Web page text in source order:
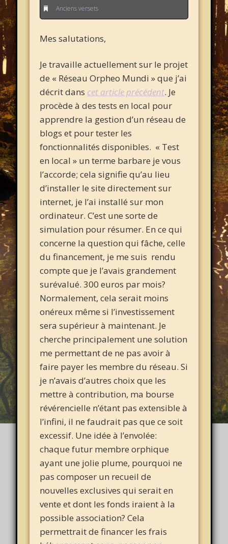
Anciens versets
Mes salutations,
Je travaille actuellement sur le projet
de « Réseau Orpheo Mundi » que j’ai
décrit dans cet article précédent. Je
procède à des tests en local pour
apprendre la gestion d’un réseau de
blogs et pour tester les
fonctionnalités disponibles. « Test
en local » un terme barbare je vous
l’accorde; cela signifie qu’au lieu
d’installer le site directement sur
internet, je l’ai installé sur mon
ordinateur. C’est une sorte de
simulation pour résumer. En ce qui
concerne la question qui fâche, celle
du financement, je me suis rendu
compte que je l’avais grandement
surévalué. 300 euros par mois?
Normalement, cela serait moins
onéreux même si l’investissement
sera supérieur à maintenant. Je
cherche principalement une solution
me permettant de ne pas avoir à
faire payer les membre du réseau. Si
je n’avais d’autres choix que les
mettre à contribution, ma bourse
révérencielle n’étant pas extensible à
l’infini, il ne faudrait pas que ce soit
excessif. Une idée à l’envolée:
chaque futur membre orphique
ayant une jolie plume, pourquoi ne
pas composer un recueil de
nouvelles exclusives qui serait en
vente et dont les fonds iraient à la
possible association? Cela
permettrait de financer les frais